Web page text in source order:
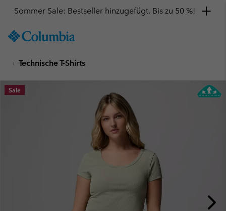
TO
SKIP
MAIN
NAV
Sommer Sale: Bestseller hinzugefügt. Bis zu 50 %!
Technische T-Shirts
Sale